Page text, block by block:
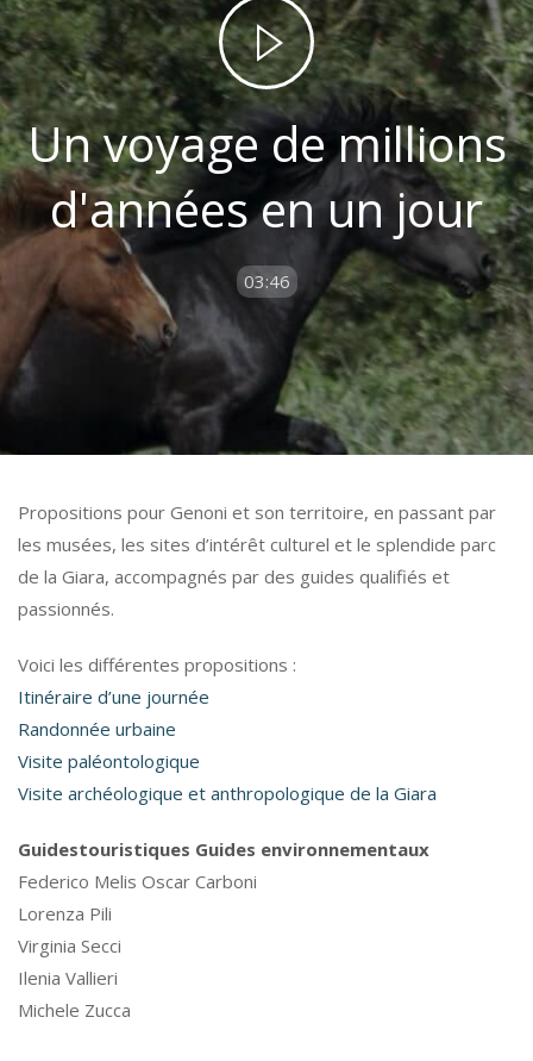
Un voyage de millions
d'années en un jour
03:46
Propositions pour Genoni et son territoire, en passant par
les musées, les sites d’intérêt culturel et le splendide parc
de la Giara, accompagnés par des guides qualifiés et
passionnés.
Voici les différentes propositions :
Itinéraire d’une journée
Randonnée urbaine
Visite paléontologique
Visite archéologique et anthropologique de la Giara
Guidestouristiques Guides environnementaux
Federico Melis Oscar Carboni
Lorenza Pili
Virginia Secci
Ilenia Vallieri
Michele Zucca